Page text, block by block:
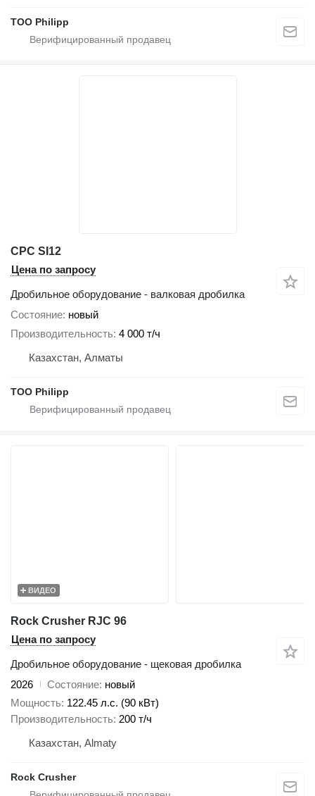
ТОО Philipp
CPC SI12
Цена по запросу
Дробильное оборудование - валковая дробилка
Состояние новый
Производительность 4 000 т/ч
Казахстан, Алматы
ТОО Philipp
ВИДЕО
Rock Crusher RJC 96
Цена по запросу
Дробильное оборудование - щековая дробилка
2026
Состояние новый
Мощность 122.45 л.с. (90 кВт)
Производительность 200 т/ч
Казахстан, Almaty
Rock Crusher